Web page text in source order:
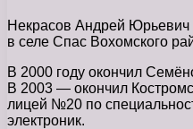
Некрасов Андрей Юрьевич
в селе Спас Вохомского
В 2000 году окончил
В 2003 — окончил
лицей №20 по
электроник.